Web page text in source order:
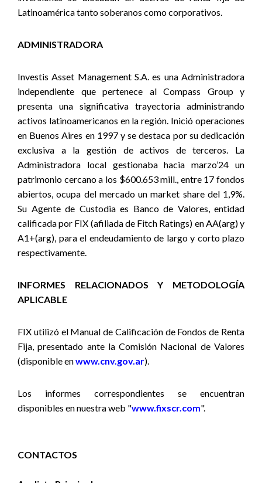
Latinoamérica tanto soberanos como corporativos.
ADMINISTRADORA
Investis Asset Management S.A. es una Administradora
independiente que pertenece al Compass Group y
presenta una significativa trayectoria administrando
activos latinoamericanos en la región. Inició operaciones
en Buenos Aires en 1997 y se destaca por su dedicación
exclusiva a la gestión de activos de terceros. La
Administradora local gestionaba hacia marzo’24 un
patrimonio cercano a los $600.653 mill., entre 17 fondos
abiertos, ocupa del mercado un market share del 1,9%.
Su Agente de Custodia es Banco de Valores, entidad
calificada por FIX (afiliada de Fitch Ratings) en AA(arg) y
A1+(arg), para el endeudamiento de largo y corto plazo
respectivamente.
INFORMES RELACIONADOS Y METODOLOGÍA
APLICABLE
FIX utilizó el Manual de Calificación de Fondos de Renta
Fija,presentado ante la Comisión Nacional de Valores
(disponible enwww.cnv.gov.ar).
Los informes correspondientes se encuentran
disponibles en nuestra web "www.fixscr.com".
CONTACTOS